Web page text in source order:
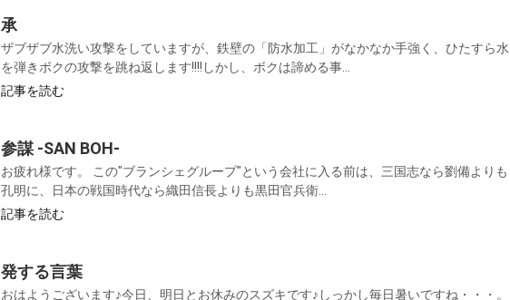
承
ザブザブ水洗い攻撃をしていますが、鉄壁の「防水加工」がなかなか手強く、ひたすら水
を弾きボクの攻撃を跳ね返します!!!!しかし、ボクは諦める事...
記事を読む
参謀 -SAN BOH-
お疲れ様です。 この"ブランシェグループ"という会社に入る前は、三国志なら劉備よりも
孔明に、日本の戦国時代なら織田信長よりも黒田官兵衛...
記事を読む
発する言葉
おはようございます♪今日、明日とお休みのスズキです♪しっかし毎日暑いですね・・・。